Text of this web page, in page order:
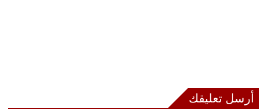
أرسل تعليقك